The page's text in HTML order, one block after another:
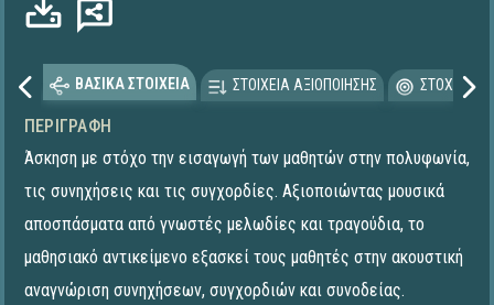
ΒΑΣΙΚΑ ΣΤΟΙΧΕΙΑ ΣΤΟΙΧΕΙΑ ΑΞΙΟΠΟΙΗΣΗΣ
ΠΕΡΙΓΡΑΦΉ
Άσκηση με στόχο την εισαγωγή των μαθητών στην πολυφωνία,
τις συνηχήσεις και τις συγχορδίες. Αξιοποιώντας μουσικά
αποσπάσματα από γνωστές μελωδίες και τραγούδια, το
μαθησιακό αντικείμενο εξασκεί τους μαθητές στην ακουστική
αναγνώριση συνηχήσεων, συγχορδιών και συνοδείας.